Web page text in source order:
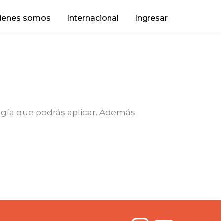
somos Internacional Ingresar
que podrás aplicar. Además